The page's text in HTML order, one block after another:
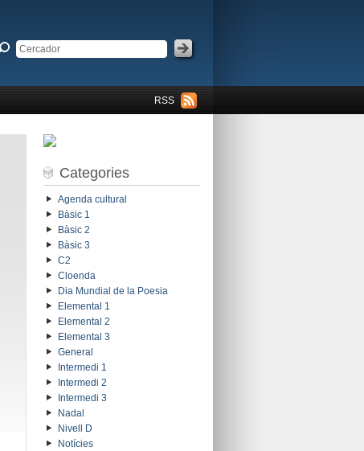
RSS
Categories
Agenda cultural
Bàsic 1
Bàsic 2
Bàsic 3
C2
Cloenda
Dia Mundial de la Poesia
Elemental 1
Elemental 2
Elemental 3
General
Intermedi 1
Intermedi 2
Intermedi 3
Nadal
Nivell D
Notícies